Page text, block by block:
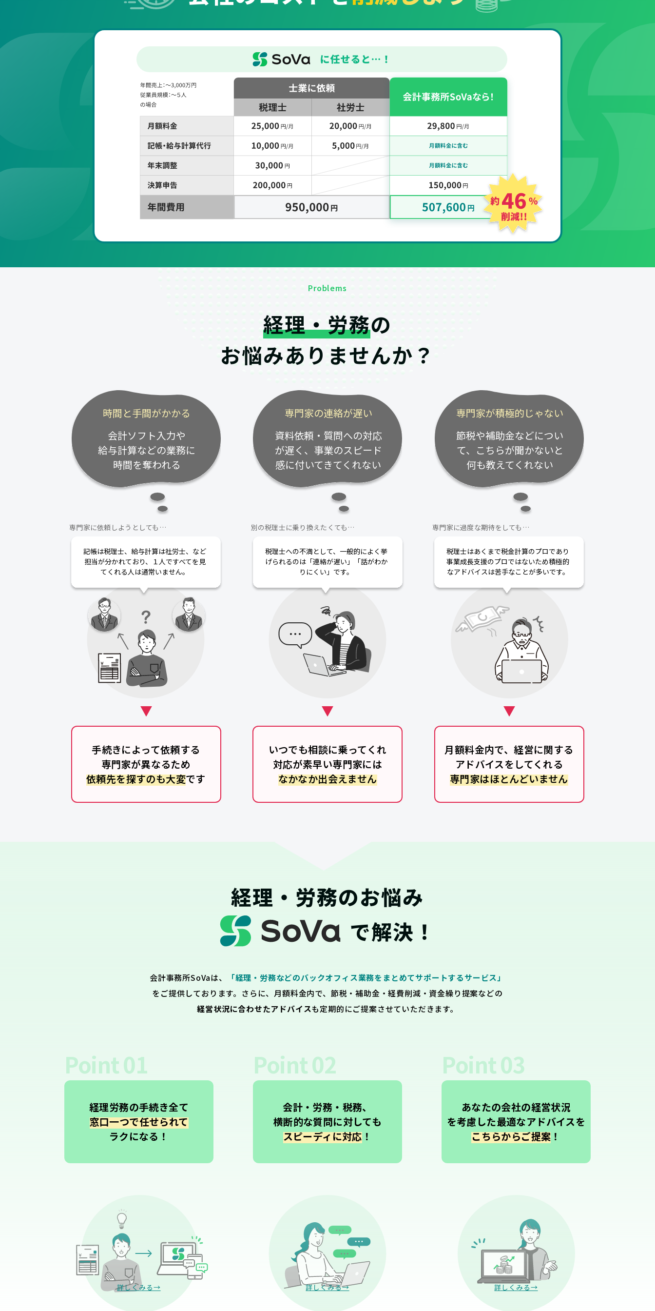
Problems
経理・労務の
お悩みありませんか？
時間と手間がかかる
会計ソフト入力や
給与計算などの業務に
時間を奪われる
専門家に依頼しようとしても…
記帳は税理士、給与計算は社労士、など
担当が分かれており、１人ですべてを見
てくれる人は通常いません。
手続きによって依頼する
専門家が異なるため
依頼先を探すのも大変です
専門家の連絡が遅い
資料依頼・質問への対応
が遅く、事業のスピード
感に付いてきてくれない
別の税理士に乗り換えたくても…
税理士への不満として、一般的によく挙
げられるのは「連絡が遅い」「話がわか
りにくい」です。
いつでも相談に乗ってくれ
対応が素早い専門家には
なかなか出会えません
専門家が積極的じゃない
節税や補助金などについ
て、こちらが聞かないと
何も教えてくれない
専門家に過度な期待をしても…
税理士はあくまで税金計算のプロであり
事業成長支援のプロではないため積極的
なアドバイスは苦手なことが多いです。
月額料金内で、経営に関する
アドバイスをしてくれる
専門家はほとんどいません
経理・労務のお悩み
で解決！
会計事務所SoVaは、
「経理・労務などのバックオフィス業務をまとめてサポートするサービス」
をご提供しております。さらに、月額料金内で、節税・補助金・経費削減・資金繰り提案などの
経営状況に合わせたアドバイスも定期的にご提案させていただきます。
Point01
経理労務の手続き全て
窓口一つで任せられて
ラクになる！
詳しくみる→
Point02
会計・労務・税務、
横断的な質問に対しても
スピーディに対応！
詳しくみる→
Point03
あなたの会社の経営状況
を考慮した最適なアドバイスを
こちらからご提案 ！
詳しくみる→